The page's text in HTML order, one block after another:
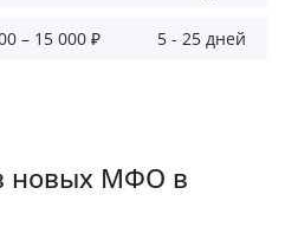
– 15 000 ₽ 5 - 25 дней
новых МФО в